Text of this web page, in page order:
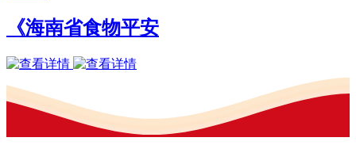
《海南省食物平安